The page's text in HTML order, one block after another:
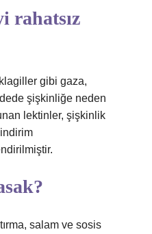
rahatsız
gibi gaza,
şişkinliğe neden
lektinler, şişkinlik
salam ve sosis